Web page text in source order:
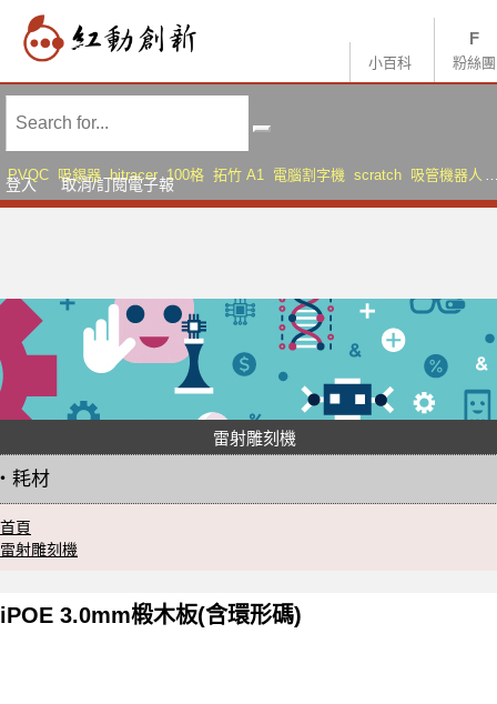
小百科 粉絲團
PVQC 吸錫器 bitracer 100格 拓竹 A1 電腦割字機 scratch 吸管機器人
AMS Lite Sonic Mini 8K S
登入 取消/訂閱電子報
雷射雕刻機
耗材
首頁
雷射雕刻機
iPOE 3.0mm椴木板(含環形碼)